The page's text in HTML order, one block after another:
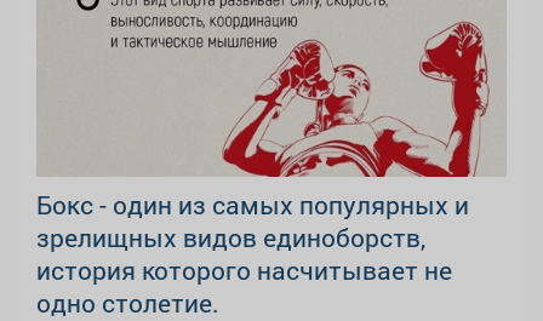
Бокс - один из самых популярных и
зрелищных видов единоборств,
история которого насчитывает не
одно столетие.